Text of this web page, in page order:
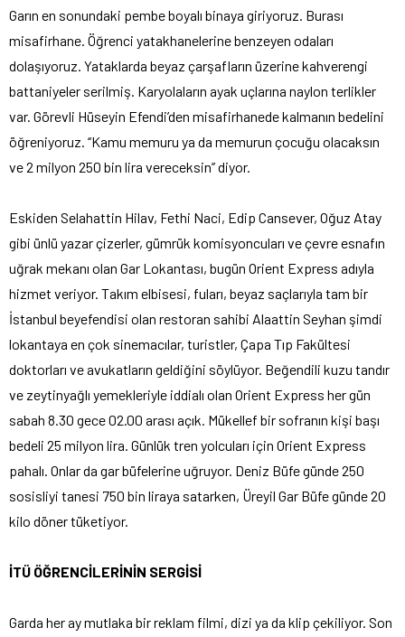
Garın en sonundaki pembe boyalı binaya giriyoruz. Burası
misafirhane. Öğrenci yatakhanelerine benzeyen odaları
dolaşıyoruz. Yataklarda beyaz çarşafların üzerine kahverengi
battaniyeler serilmiş. Karyolaların ayak uçlarına naylon terlikler
var. Görevli Hüseyin Efendi’den misafirhanede kalmanın bedelini
öğreniyoruz. ‘‘Kamu memuru ya da memurun çocuğu olacaksın
ve 2 milyon 250 bin lira vereceksin’’ diyor.
Eskiden Selahattin Hilav, Fethi Naci, Edip Cansever, Oğuz Atay
gibi ünlü yazar çizerler, gümrük komisyoncuları ve çevre esnafın
uğrak mekanı olan Gar Lokantası, bugün Orient Express adıyla
hizmet veriyor. Takım elbisesi, fuları, beyaz saçlarıyla tam bir
İstanbul beyefendisi olan restoran sahibi Alaattin Seyhan şimdi
lokantaya en çok sinemacılar, turistler, Çapa Tıp Fakültesi
doktorları ve avukatların geldiğini söylüyor. Beğendili kuzu tandır
ve zeytinyağlı yemekleriyle iddialı olan Orient Express her gün
sabah 8.30 gece 02.00 arası açık. Mükellef bir sofranın kişi başı
bedeli 25 milyon lira. Günlük tren yolcuları için Orient Express
pahalı. Onlar da gar büfelerine uğruyor. Deniz Büfe günde 250
sosisliyi tanesi 750 bin liraya satarken, Üreyil Gar Büfe günde 20
kilo döner tüketiyor.
İTÜ ÖĞRENCİLERİNİN SERGİSİ
Garda her ay mutlaka bir reklam filmi, dizi ya da klip çekiliyor. Son